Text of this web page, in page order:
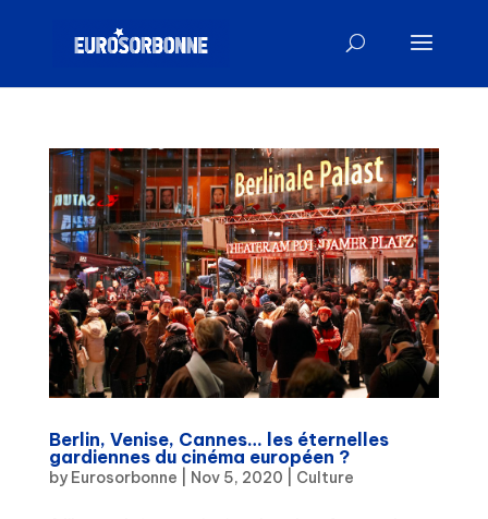
Berlin, Venise, Cannes… les éternelles
gardiennes du cinéma européen ?
by Eurosorbonne Nov 5, 2020 Culture